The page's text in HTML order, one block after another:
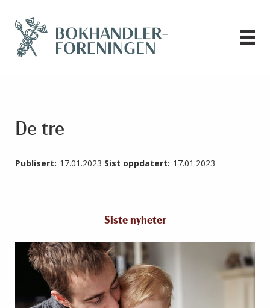
De tre
Publisert: 17.01.2023 Sist oppdatert: 17.01.2023
Siste nyheter